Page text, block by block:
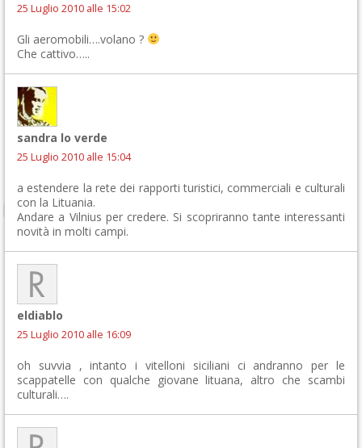
25 Luglio 2010 alle 15:02
Gli aeromobili….volano ?
Che cattivo…..
sandra lo verde
25 Luglio 2010 alle 15:04
a estendere la rete dei rapporti turistici, commerciali e culturali
con la Lituania.
Andare a Vilnius per credere. Si scopriranno tante interessanti
novità in molti campi.
eldiablo
25 Luglio 2010 alle 16:09
oh suvvia , intanto i vitelloni siciliani ci andranno per le
scappatelle con qualche giovane lituana, altro che scambi
culturali….